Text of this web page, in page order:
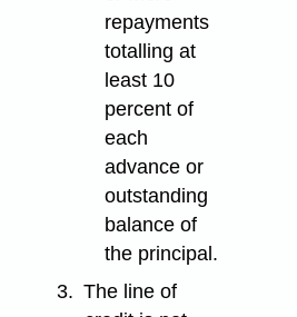
repayments
totalling at
least 10
percent of
each
advance or
outstanding
balance of
the principal.
3. The line of